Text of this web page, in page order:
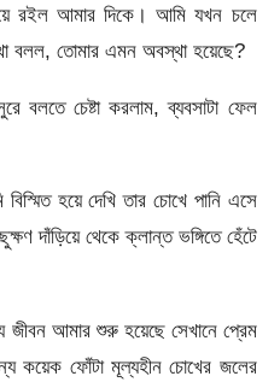
রইল আমার দিকে। আমি যখন চলে
বলল, তোমার এমন অবস্থা হয়েছে?
বলতে চেষ্টা করলাম, ব্যবসাটা ফেল
হয়ে দেখি তার চোখে পানি এসে
দাঁড়িয়ে থেকে ক্লান্ত ভঙ্গিতে হেঁটে
আমার শুরু হয়েছে সেখানে প্রেম
কয়েক ফোঁটা মূল্যহীন চোখের জলের